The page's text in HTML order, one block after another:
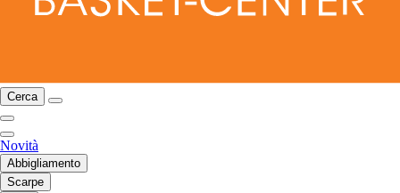
Cerca
Novità
Abbigliamento
Scarpe